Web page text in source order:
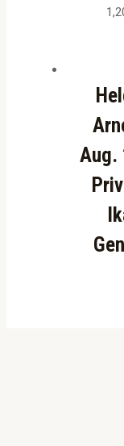
Aug.